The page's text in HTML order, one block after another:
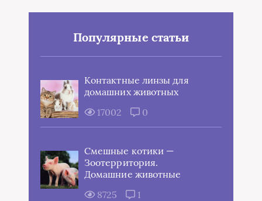
Популярные статьи
Контактные линзы для
домашних животных
17002
0
Смешные котики —
Зоотерритория.
Домашние животные
8725
1